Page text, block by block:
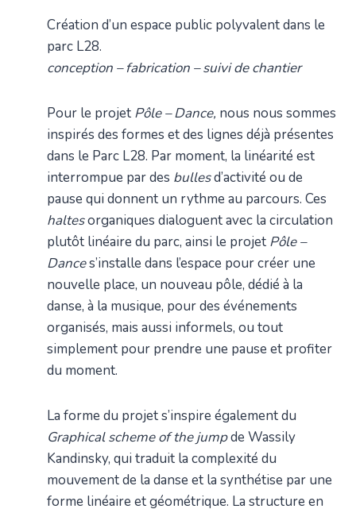
Création d’un espace public polyvalent dans le
parc L28.
conception – fabrication – suivi de chantier
Pour le projet Pôle – Dance, nous nous sommes
inspirés des formes et des lignes déjà présentes
dans le Parc L28. Par moment, la linéarité est
interrompue par des bullesd’activité ou de
pause qui donnent un rythme au parcours. Ces
haltesorganiques dialoguent avec la circulation
plutôt linéaire du parc, ainsi le projet Pôle –
Dances’installe dans l’espace pour créer une
nouvelle place, un nouveau pôle, dédié à la
danse, à la musique, pour des événements
organisés, mais aussi informels, ou tout
simplement pour prendre une pause et profiter
du moment.
La forme du projet s’inspire également du
Graphical scheme of the jumpde Wassily
Kandinsky, qui traduit la complexité du
mouvement de la danse et la synthétise par une
forme linéaire et géométrique. La structure en